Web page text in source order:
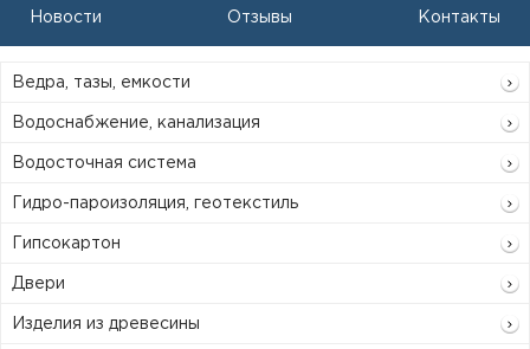
Новости Отзывы Контакты
Ведра, тазы, емкости
Водоснабжение, канализация
Водосточная система
Гидро-пароизоляция, геотекстиль
Гипсокартон
Двери
Изделия из древесины